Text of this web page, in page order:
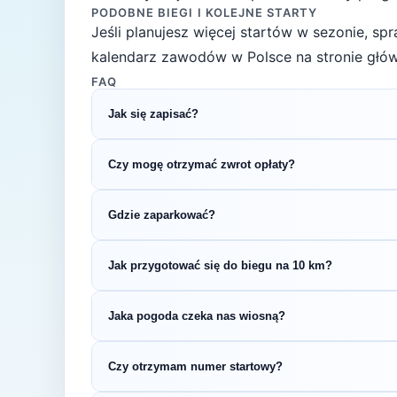
PODOBNE BIEGI I KOLEJNE STARTY
Jeśli planujesz więcej startów w sezonie,
kalendarz zawodów w Polsce na stronie
FAQ
Jak się zapisać?
rejestracyjnym.
Czy mogę otrzymać zwrot opłaty?
Gdzie zaparkować?
organizatora.
Jak przygotować się do biegu na 10 km?
treningi tygodniowo i zadbaj o co najmniej
Jaka pogoda czeka nas wiosną?
wybierz strój warstwowy.
Czy otrzymam numer startowy?